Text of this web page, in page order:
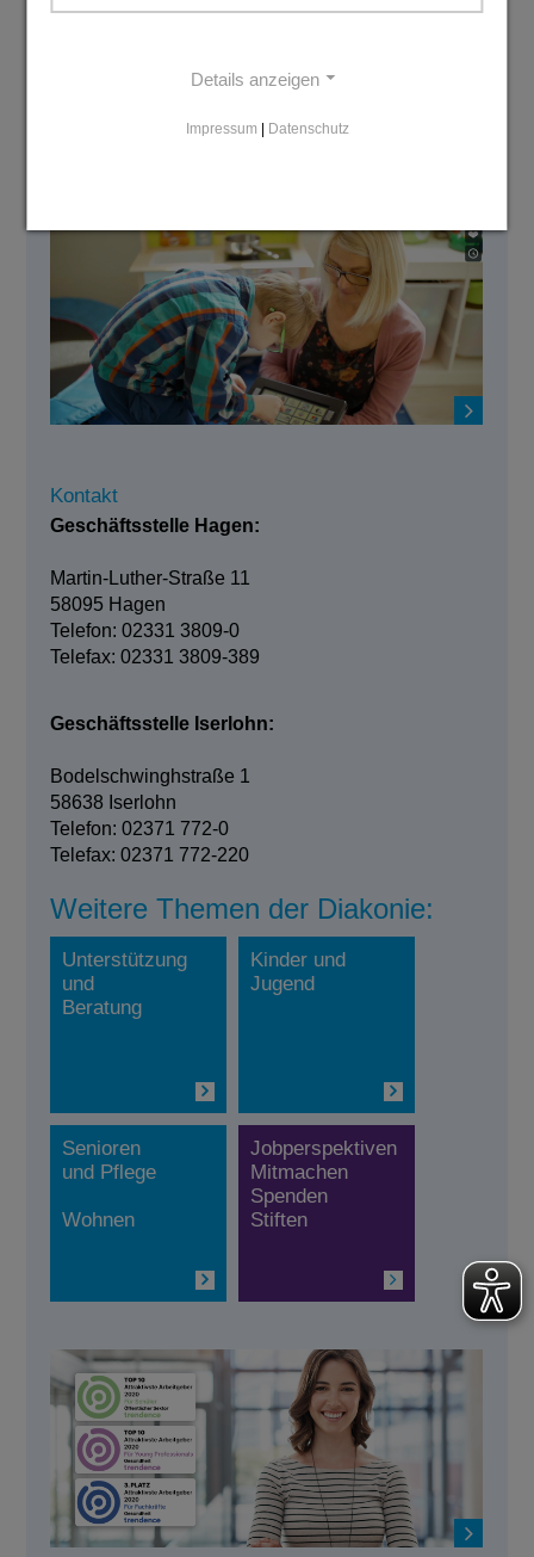
Kontakt
Geschäftsstelle Hagen:
Martin-Luther-Straße 11
58095 Hagen
Telefon: 02331 3809-0
Telefax: 02331 3809-389
Geschäftsstelle Iserlohn:
Bodelschwinghstraße 1
58638 Iserlohn
Telefon: 02371 772-0
Telefax: 02371 772-220
Weitere Themen der Diakonie:
Unterstützung
und
Beratung
Kinder und
Jugend
Senioren
und Pflege
Wohnen
Jobperspektiven
Mitmachen
Spenden
Stiften
Details anzeigen
Impressum | Datenschutz